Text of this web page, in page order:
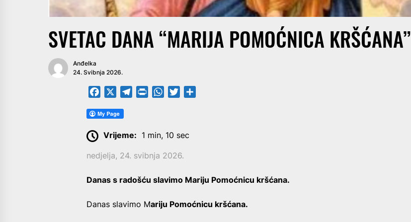
SVETAC DANA “MARIJA POMOĆNICA KRŠĆANA”
Anđelka
24. Svibnja 2026.
FacebookTelegramPrintFriendly
WhatsApp
Twitter
Vrijeme: 1 min, 10 sec
nedjelja, 24. svibnja 2026.
Danas s radošću slavimo Mariju Pomoćnicu kršćana.
Danas slavimo Mariju Pomoćnicu kršćana.